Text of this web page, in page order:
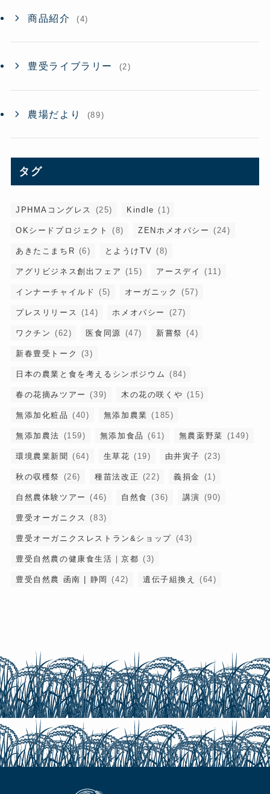
商品紹介 (4)
豊受ライブラリー (2)
農場だより (89)
タグ
JPHMAコングレス (25) Kindle (1)
OKシードプロジェクト (8) ZENホメオパシー (24)
あきたこまちR (6) とようけTV (8)
アグリビジネス創出フェア (15) アースデイ (11)
インナーチャイルド (5) オーガニック (57)
プレスリリース (14) ホメオパシー (27)
ワクチン (62) 医食同源 (47) 新嘗祭 (4)
新春豊受トーク (3)
日本の農業と食を考えるシンポジウム (84)
春の花摘みツアー (39) 木の花の咲くや (15)
無添加化粧品 (40) 無添加農業 (185)
無添加農法 (159) 無添加食品 (61) 無農薬野菜 (149)
環境農業新聞 (64) 生草花 (19) 由井寅子 (23)
秋の収穫祭 (26) 種苗法改正 (22) 義捐金 (1)
自然農体験ツアー (46) 自然食 (36) 講演 (90)
豊受オーガニクス (83)
豊受オーガニクスレストラン&ショップ (43)
豊受自然農の健康食生活｜京都 (3)
豊受自然農 函南 | 静岡 (42) 遺伝子組換え (64)